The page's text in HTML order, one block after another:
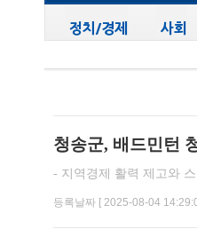
청송군보건의료
청송군, 객주 파크
청송군, 배드민턴
- 지역경제 활력 제고와
등록날짜 [ 2025-08-04